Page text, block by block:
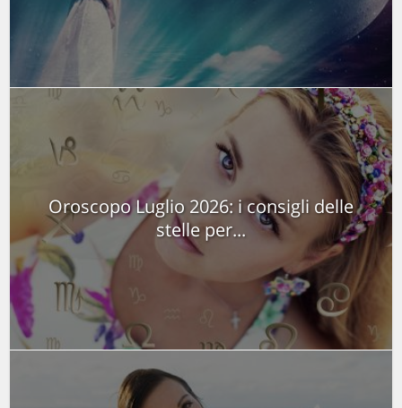
Oroscopo Luglio 2026: i consigli delle
stelle per...